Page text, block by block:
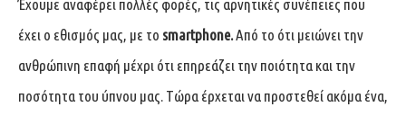
Έχουμε αναφέρει πολλές φορές, τις αρνητικές συνέπειες που
έχει ο εθισμός μας, με το smartphone.Από το ότι μειώνει την
ανθρώπινη επαφή μέχρι ότι επηρεάζει την ποιότητα και την
ποσότητα του ύπνου μας. Τώρα έρχεται να προστεθεί ακόμα ένα,